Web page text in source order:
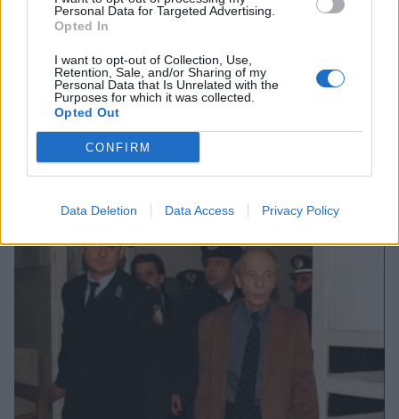
Personal Data for Targeted Advertising.
Opted In
I want to opt-out of Collection, Use,
Retention, Sale, and/or Sharing of my
Personal Data that Is Unrelated with the
Purposes for which it was collected.
Opted Out
CONFIRM
Data Deletion Data Access Privacy Policy
Η μαρτυρία κατοίκου από το Πόρτο Γερμενό:
«Κάηκε το σπίτι μου, δεν έχω πού να μείνω»
(video)